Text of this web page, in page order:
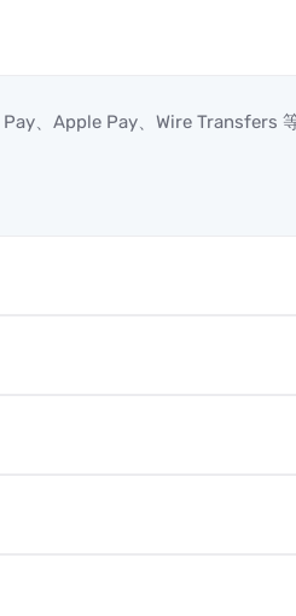
、Apple Pay、Wire Transfers